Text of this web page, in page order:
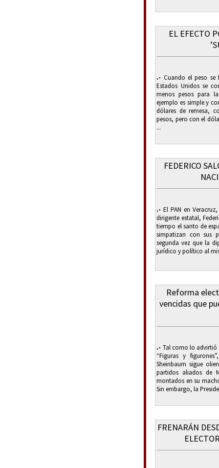
EL EFECTO
.- Cuando el peso se
Estados Unidos se
menos pesos para
ejemplo es simple y
dólares de remesa,
pesos, pero con el
...
FEDERICO
.- El PAN en
dirigente estatal,
tiempo el santo de
simpatizan con sus
segunda vez que la
jurídico y político al
Reforma
vencidas que
.- Tal como lo advirtió
“Figuras y
Sheinbaum sigue
partidos aliados de
montados en su
Sin embargo, la
FRENARÁN